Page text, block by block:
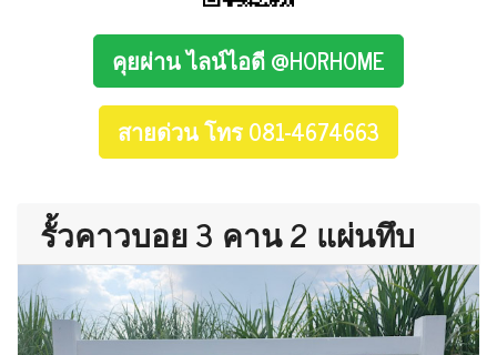
คุยผ่าน ไลน์ไอดี @HORHOME
สายด่วน โทร 081-4674663
รั้วคาวบอย 3 คาน 2 แผ่นทึบ